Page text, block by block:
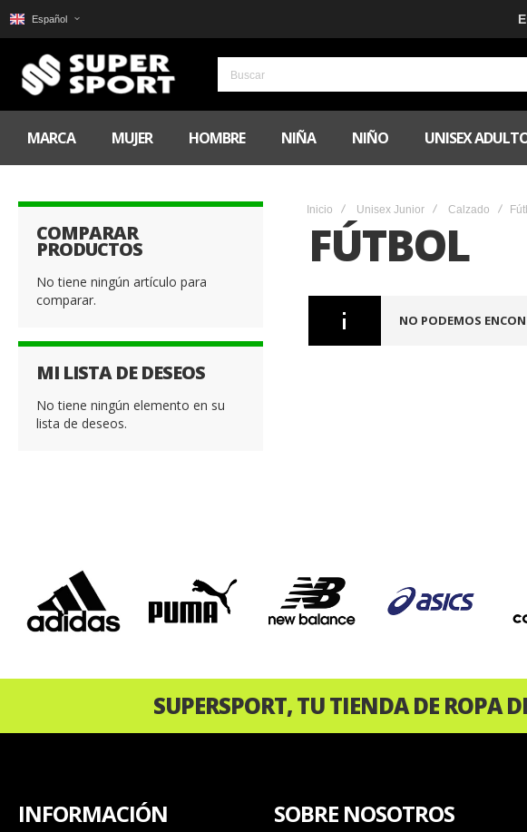
Español
MARCA MUJER HOMBRE NIÑA NIÑO UNISEX
Inicio Unisex Junior Calzado
FÚTBOL
NO PODEMOS
COMPARAR
PRODUCTOS
No tiene ningún artículo para
comparar.
MI LISTA DE DESEOS
No tiene ningún elemento en su
lista de deseos.
‹
SUPERSPORT, TU TIENDA DE ROPA
INFORMACIÓN SOBRE NOSOTROS